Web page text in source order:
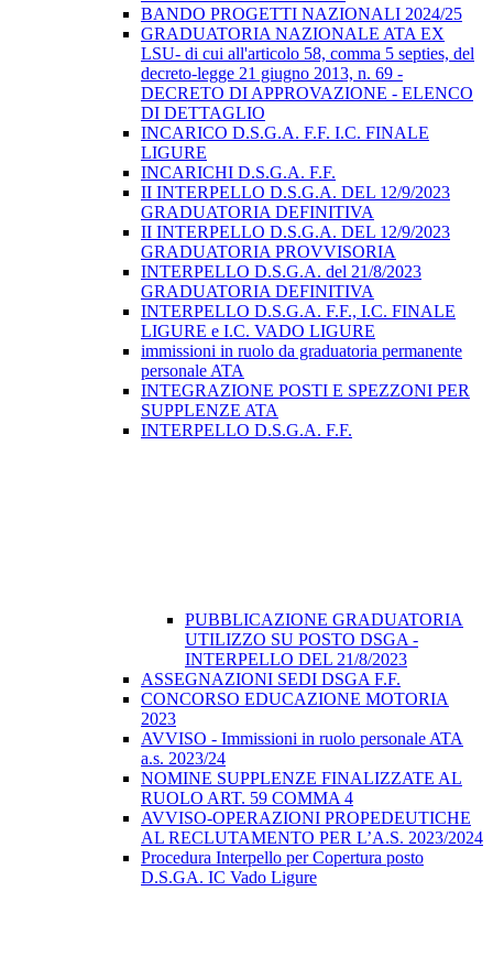
BANDO PROGETTI NAZIONALI 2024/25
GRADUATORIA NAZIONALE ATA EX
LSU- di cui all'articolo 58, comma 5 septies, del
decreto-legge 21 giugno 2013, n. 69 -
DECRETO DI APPROVAZIONE - ELENCO
DI DETTAGLIO
INCARICO D.S.G.A. F.F. I.C. FINALE
LIGURE
INCARICHI D.S.G.A. F.F.
II INTERPELLO D.S.G.A. DEL 12/9/2023
GRADUATORIA DEFINITIVA
II INTERPELLO D.S.G.A. DEL 12/9/2023
GRADUATORIA PROVVISORIA
INTERPELLO D.S.G.A. del 21/8/2023
GRADUATORIA DEFINITIVA
INTERPELLO D.S.G.A. F.F., I.C. FINALE
LIGURE e I.C. VADO LIGURE
immissioni in ruolo da graduatoria permanente
personale ATA
INTEGRAZIONE POSTI E SPEZZONI PER
SUPPLENZE ATA
INTERPELLO D.S.G.A. F.F.
PUBBLICAZIONE GRADUATORIA
UTILIZZO SU POSTO DSGA -
INTERPELLO DEL 21/8/2023
ASSEGNAZIONI SEDI DSGA F.F.
CONCORSO EDUCAZIONE MOTORIA
2023
AVVISO - Immissioni in ruolo personale ATA
a.s. 2023/24
NOMINE SUPPLENZE FINALIZZATE AL
RUOLO ART. 59 COMMA 4
AVVISO-OPERAZIONI PROPEDEUTICHE
AL RECLUTAMENTO PER L’A.S. 2023/2024
Procedura Interpello per Copertura posto
D.S.GA. IC Vado Ligure